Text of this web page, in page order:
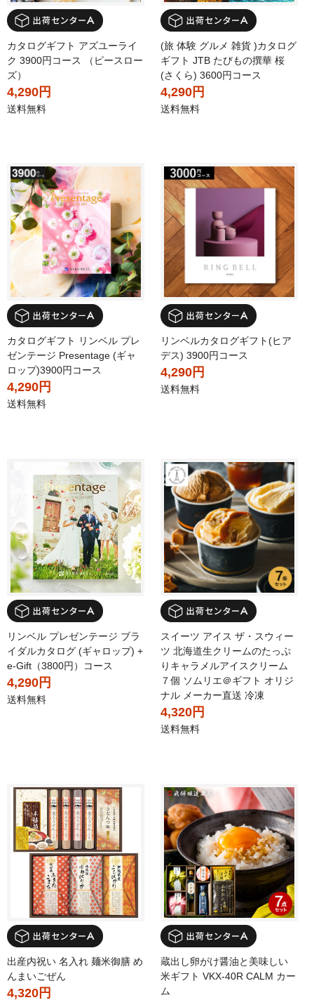
カタログギフト アズユーライ
ク 3900円コース （ピースロー
ズ）
4,290円
送料無料
(旅 体験 グルメ 雑貨 )カタログ
ギフト JTB たびもの撰華 桜
(さくら) 3600円コース
4,290円
送料無料
カタログギフト リンベル プレ
ゼンテージ Presentage (ギャ
ロップ)3900円コース
4,290円
送料無料
リンベルカタログギフト(ヒア
デス) 3900円コース
4,290円
送料無料
リンベル プレゼンテージ ブラ
イダルカタログ (ギャロップ) +
e-Gift（3800円）コース
4,290円
送料無料
スイーツ アイス ザ・スウィー
ツ 北海道生クリームのたっぷ
りキャラメルアイスクリーム
７個 ソムリエ＠ギフト オリジ
ナル メーカー直送 冷凍
4,320円
送料無料
出産内祝い 名入れ 麺米御膳 め
んまいごぜん
4,320円
蔵出し卵がけ醤油と美味しい
米ギフト VKX-40R CALM カー
ム